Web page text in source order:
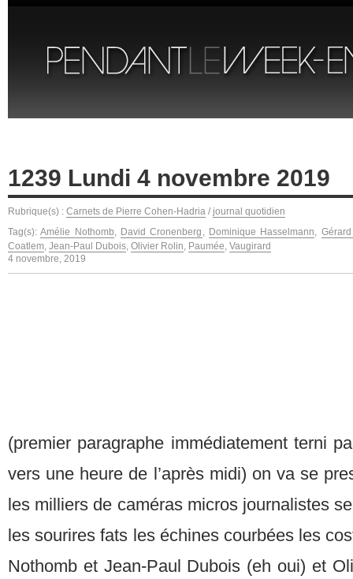
1239 Lundi 4 novembre 2019
Rubrique(s) : Carnets de Pierre Cohen-Hadria / journal quotidien
Tag(s):Amélie Nothomb, David Cronenberg , Dominique Hasselmann,
Coatlem, Jean-Paul Dubois, Olivier Rolin, Paumée, Vaugirard
4 novembre, 2019
(premier paragraphe immédiatement terni
vers une heure de l’après midi) on va se
les milliers de caméras micros journalistes
les sourires fats les échines courbées les
Nothomb et Jean-Paul Dubois (eh oui) et